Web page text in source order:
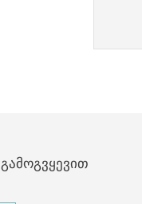
გამოგვყევით